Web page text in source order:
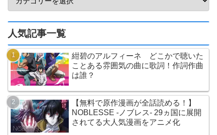
人気記事一覧
紺碧のアルフィーネ どこかで聴いた
ことある雰囲気の曲に歌詞！作詞作曲
は誰？
【無料で原作漫画が全話読める！】
NOBLESSE -ノブレス- 29ヵ国に展開
されてる大人気漫画をアニメ化